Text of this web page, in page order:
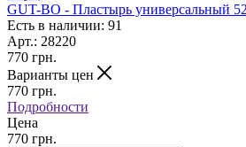
GUT-BO - Пластырь универсальный
Есть в наличии: 91
Арт.: 28220
770 грн.
Варианты цен
770 грн.
Подробности
Цена
770 грн.